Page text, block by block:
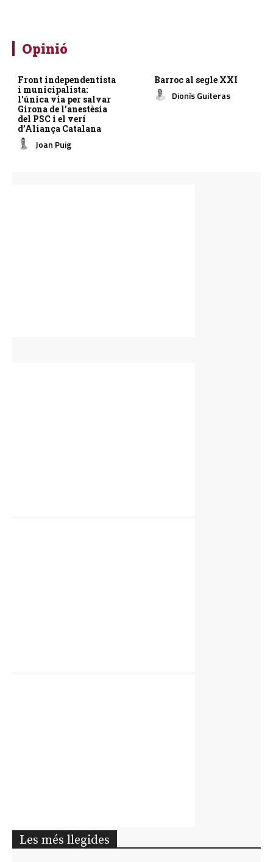
Opinió
Front independentista
i municipalista:
l’única via per salvar
Girona de l’anestèsia
del PSC i el verí
d’Aliança Catalana
Joan Puig
Barroc al segle XXI
Dionís Guiteras
Les més llegides